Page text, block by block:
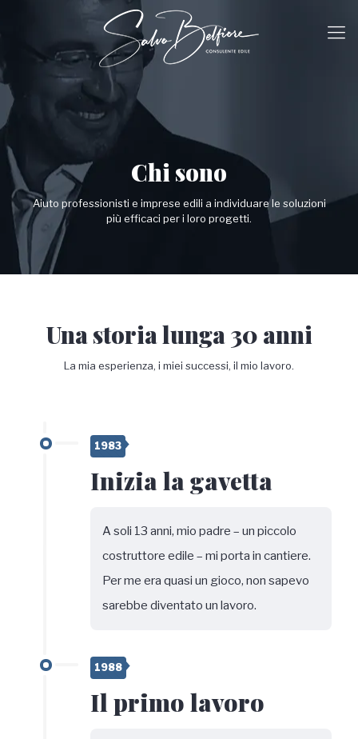
Chi sono
Aiuto professionisti e imprese edili a individuare le soluzioni
più efficaci per i loro progetti.
Una storia lunga 30 anni
La mia esperienza, i miei successi, il mio lavoro.
1983
Inizia la gavetta
A soli 13 anni, mio padre – un piccolo
costruttore edile – mi porta in cantiere.
Per me era quasi un gioco, non sapevo
sarebbe diventato un lavoro.
1988
Il primo lavoro